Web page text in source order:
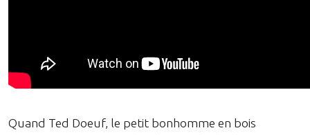
Quand Ted Doeuf, le petit bonhomme en bois